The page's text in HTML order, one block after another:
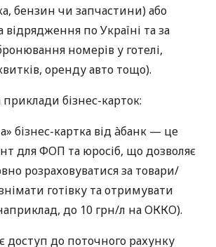
бензин чи запчастини) або
відрядження по Україні та за
номерів у готелі,
оренду авто тощо).
бізнес-карток:
бізнес-картка від àбанк — це
для ФОП та юросіб, що дозволяє
розраховуватися за товари/
готівку та отримувати
до 10 грн/л на ОККО).
доступ до поточного рахунку